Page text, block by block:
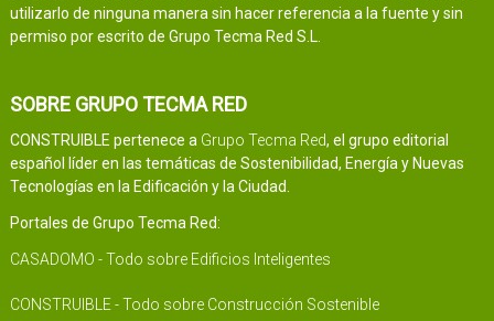
utilizarlo de ninguna manera sin hacer referencia a la fuente y sin
permiso por escrito de Grupo Tecma Red S.L.
SOBRE GRUPO TECMA RED
CONSTRUIBLE pertenece a Grupo Tecma Red, el grupo editorial
español líder en las temáticas de Sostenibilidad, Energía y Nuevas
Tecnologías en la Edificación y la Ciudad.
Portales de Grupo Tecma Red:
CASADOMO - Todo sobre Edificios Inteligentes
CONSTRUIBLE - Todo sobre Construcción Sostenible